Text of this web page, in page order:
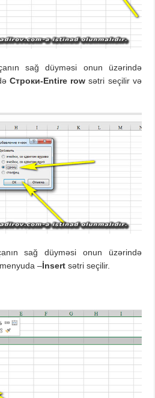
sağ düyməsi onun üzərində
Cтроки-Entire row sətri seçilir və
sağ düyməsi onun üzərində
menyuda –İnsert sətri seçilir.